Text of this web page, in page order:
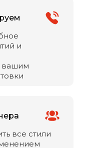
все стили
и
вашим